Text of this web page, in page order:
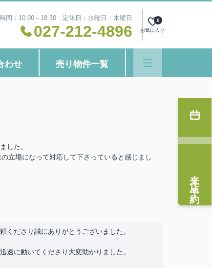
間：10:00～18:30 定休日：水曜日・木曜日
027-212-4896 お気に入り
0
わせ 売り物件一覧
した。
立場になって対応して下さっていると感じまし
くださり誠にありがとうございました。
速に動いてくださり大変助かりました。
来店予約